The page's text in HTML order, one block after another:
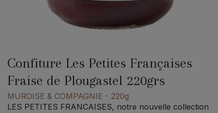
Confiture Les Petites Françaises
Fraise de Plougastel 220grs
MUROISE & COMPAGNIE - 220g
LES PETITES FRANCAISES, notre nouvelle collection